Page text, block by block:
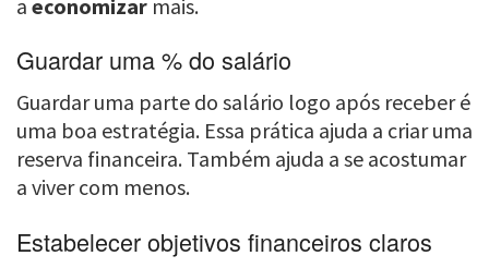
a economizar mais.
Guardar uma % do salário
Guardar uma parte do salário logo após receber é
uma boa estratégia. Essa prática ajuda a criar uma
reserva financeira. Também ajuda a se acostumar
a viver com menos.
Estabelecer objetivos financeiros claros